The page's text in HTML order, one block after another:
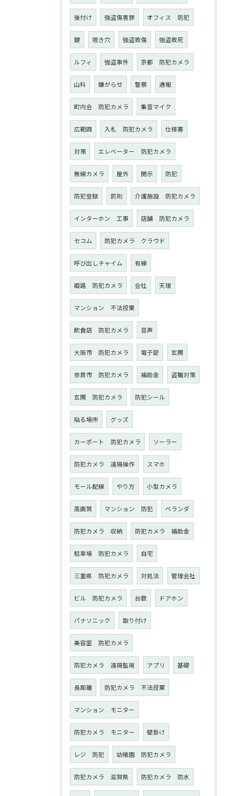
後付け 強盗傷害罪 オフィス 防犯
鍵 覗き穴 強盗致傷 強盗致死
ルフィ 強盗事件 京都 防犯カメラ
山科 嫌がらせ 警察 通報
町内会 防犯カメラ 集音マイク
広範囲 入札 防犯カメラ 仕様書
対策 エレベーター 防犯カメラ
無線カメラ 屋外 開示 防犯
防犯登録 罰則 介護施設 防犯カメラ
インターホン 工事 店舗 防犯カメラ
セコム 防犯カメラ クラウド
呼び出しチャイム 有線
姫路 防犯カメラ 会社 天理
マンション 不法投棄
飲食店 防犯カメラ 音声
大阪市 防犯カメラ 電子錠 玄関
奈良市 防犯カメラ 補助金 盗難対策
玄関 防犯カメラ 防犯シール
貼る場所 グッズ
カーポート 防犯カメラ ソーラー
防犯カメラ 遠隔操作 スマホ
モール配線 やり方 小型カメラ
高画質 マンション 防犯 ベランダ
防犯カメラ 収納 防犯カメラ 補助金
駐車場 防犯カメラ 自宅
三重県 防犯カメラ 対処法 管理会社
ビル 防犯カメラ 台数 ドアホン
パナソニック 取り付け
美容室 防犯カメラ
防犯カメラ 遠隔監視 アプリ 基礎
長距離 防犯カメラ 不法投棄
マンション モニター
防犯カメラ モニター 壁掛け
レジ 防犯 幼稚園 防犯カメラ
防犯カメラ 滋賀県 防犯カメラ 防水